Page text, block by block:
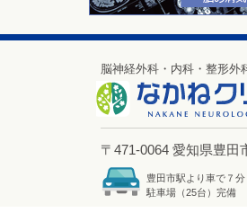
脳神経外科・内科・整形外
〒471-0064 愛知県豊田
豊田市駅より車で７分
駐車場（25台）完備